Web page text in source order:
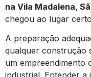
na Vila Madalena,
chegou ao lugar
A preparação
qualquer construção
um empreendimento